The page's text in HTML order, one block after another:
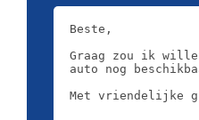
Comfortstoel(en)
Voorstoelen met
massagefunctie en